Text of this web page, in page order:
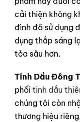
cải thiện không
đình đã sử dụng
dụng thắp sáng
tỏa sâu hơn.
Tinh Dầu Đông
phối tinh dầu
chúng tôi còn
thương hiệu